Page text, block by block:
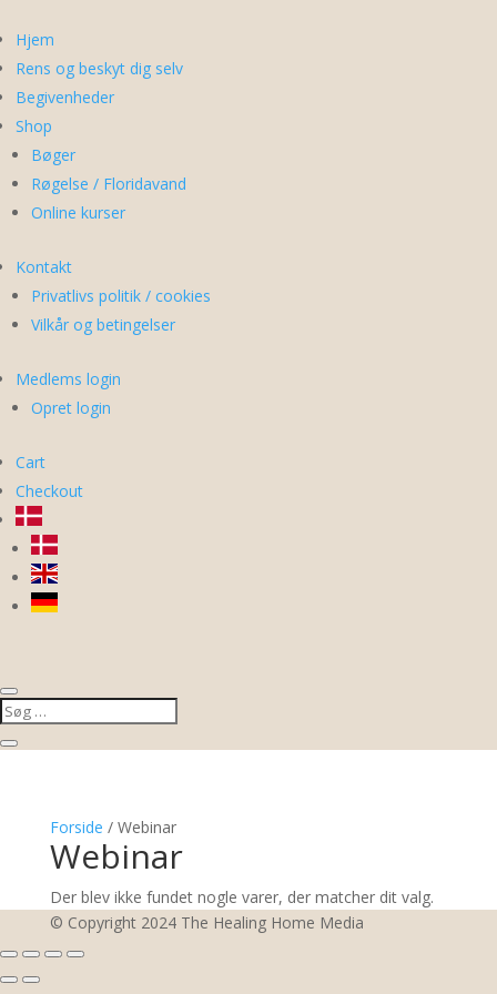
Hjem
Rens og beskyt dig selv
Begivenheder
Shop
Bøger
Røgelse / Floridavand
Online kurser
Kontakt
Privatlivs politik / cookies
Vilkår og betingelser
Medlems login
Opret login
Cart
Checkout
Forside / Webinar
Webinar
Der blev ikke fundet nogle varer, der matcher dit valg.
© Copyright 2024 The Healing Home Media